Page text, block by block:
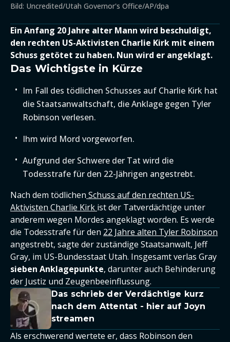
Bild: Uncredited/Utah Governor's Office/AP/dpa
Ein Anfang 20 Jahre alter Mann wird beschuldigt,
den rechten US-Aktivisten Charlie Kirk mit einem
Schuss getötet zu haben. Nun wird er angeklagt.
Das Wichtigste in Kürze
Im Fall des tödlichen Schusses auf Charlie Kirk hat
die Staatsanwaltschaft, die Anklage gegen Tyler
Robinson verlesen.
Ihm wird Mord vorgeworfen.
Aufgrund der Schwere der Tat wird die
Todesstrafe für den 22-Jährigen angestrebt.
Nach dem tödlichen Schuss auf den rechten US-
Aktivisten Charlie Kirk ist der Tatverdächtige unter
anderem wegen Mordes angeklagt worden. Es werde
die Todesstrafe für den 22 Jahre alten Tyler Robinson
angestrebt, sagte der zuständige Staatsanwalt, Jeff
Gray, im US-Bundesstaat Utah. Insgesamt verlas Gray
sieben Anklagepunkte, darunter auch Behinderung
der Justiz und Zeugenbeeinflussung.
Das schrieb der Verdächtige kurz
nach dem Attentat - hier auf Joyn
streamen
Als erschwerend wertete er, dass Robinson den